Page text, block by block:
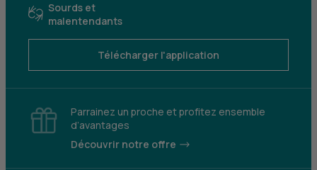
Sourds et
malentendants
Télécharger l'application
Parrainez un proche et profitez ensemble
d’avantages
Découvrir notre offre